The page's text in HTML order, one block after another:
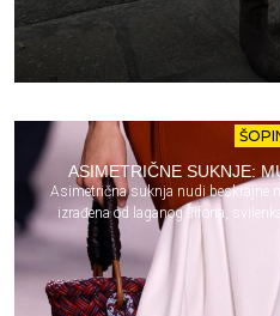
ASIMETRIČNE SUKNJE:
Asimetrična suknja nudi beskrajne
izrađena od laganog šifona,